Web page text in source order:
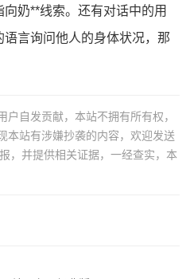
奶**线索。还有对话中的用
言询问他人的身体状况，那
户自发贡献，本站不拥有所有权，
本站有涉嫌抄袭的内容，欢迎发送
，并提供相关证据，一经查实，本